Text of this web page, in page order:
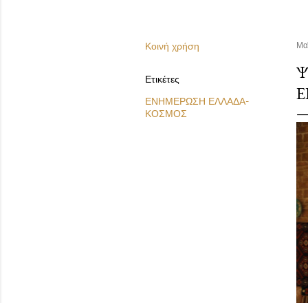
Κοινή χρήση
Ετικέτες
ΕΝΗΜΕΡΩΣΗ ΕΛΛΑΔΑ-
ΚΟΣΜΟΣ